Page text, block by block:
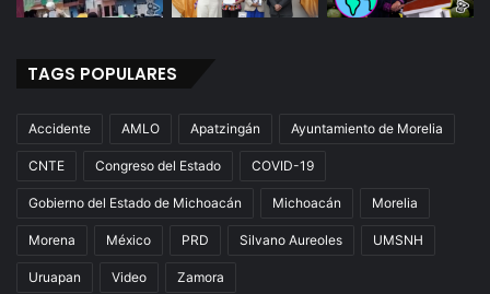
TAGS POPULARES
Accidente AMLO Apatzingán Ayuntamiento de Morelia
CNTE Congreso del Estado COVID-19
Gobierno del Estado de Michoacán Michoacán Morelia
Morena México PRD Silvano Aureoles UMSNH
Uruapan Video Zamora